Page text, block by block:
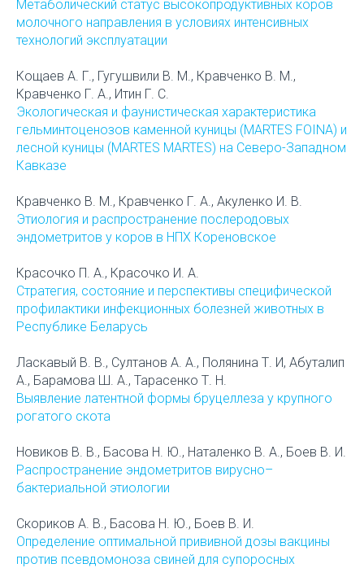
Метаболический статус высокопродуктивных коров
молочного направления в условиях интенсивных
технологий эксплуатации
Кощаев А. Г., Гугушвили В. М., Кравченко В. М.,
Кравченко Г. А., Итин Г. С.
Экологическая и фаунистическая характеристика
гельминтоценозов каменной куницы (MARTES FOINA) и
лесной куницы (MARTES MARTES) на Северо-Западном
Кавказе
Кравченко В. М., Кравченко Г. А., Акуленко И. В.
Этиология и распространение послеродовых
эндометритов у коров в НПХ Кореновское
Красочко П. А., Красочко И. А.
Стратегия, состояние и перспективы специфической
профилактики инфекционных болезней животных в
Республике Беларусь
Ласкавый В. В., Султанов А. А., Полянина Т. И, Абуталип
А., Барамова Ш. А., Тарасенко Т. Н.
Выявление латентной формы бруцеллеза у крупного
рогатого скота
Новиков В. В., Басова Н. Ю., Наталенко В. А., Боев В. И.
Распространение эндометритов вирусно–
бактериальной этиологии
Скориков А. В., Басова Н. Ю., Боев В. И.
Определение оптимальной прививной дозы вакцины
против псевдомоноза свиней для супоросных